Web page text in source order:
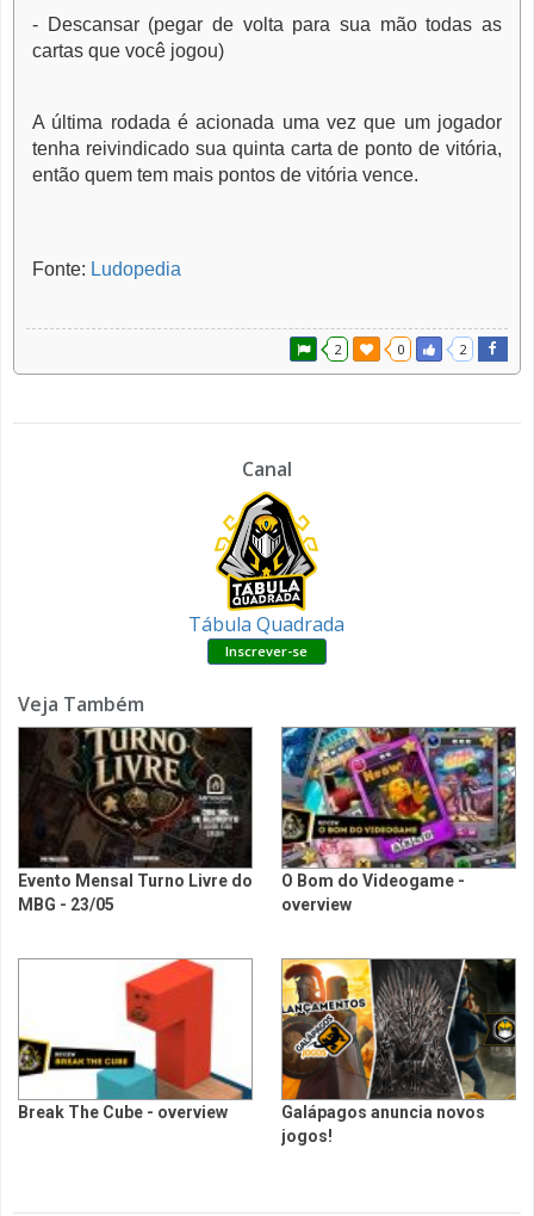
- Descansar (pegar de volta para sua mão todas as
cartas que você jogou)
A última rodada é acionada uma vez que um jogador
tenha reivindicado sua quinta carta de ponto de vitória,
então quem tem mais pontos de vitória vence.
Fonte: Ludopedia
2 0 2
Canal
Tábula Quadrada
Veja Também
Evento Mensal Turno Livre do
MBG - 23/05
O Bom do Videogame -
overview
Break The Cube - overview
Galápagos anuncia novos
jogos!